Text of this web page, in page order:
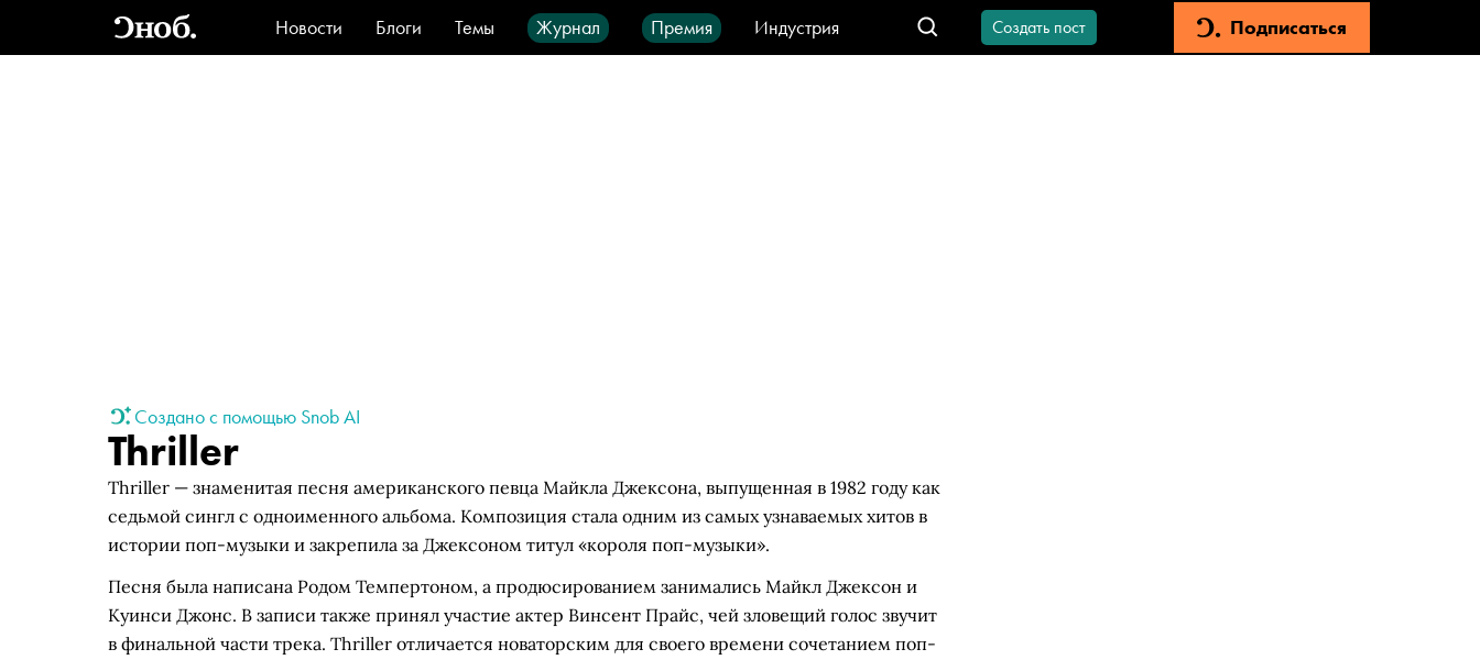
Новости Блоги Темы Журнал Премия
Индустрия
Стиль
Видео Город IT-продукты
Создать пост Подписаться
Создано с помощью Snob AI
Thriller
Thriller — знаменитая песня американского певца Майкла Джексона, выпущенная в 1982 году как
седьмой сингл с одноименного альбома. Композиция стала одним из самых узнаваемых хитов в
истории поп-музыки и закрепила за Джексоном титул «короля поп-музыки».
Песня была написана Родом Темпертоном, а продюсированием занимались Майкл Джексон и
Куинси Джонс. В записи также принял участие актер Винсент Прайс, чей зловещий голос звучит
в финальной части трека. Thriller отличается новаторским для своего времени сочетанием поп-